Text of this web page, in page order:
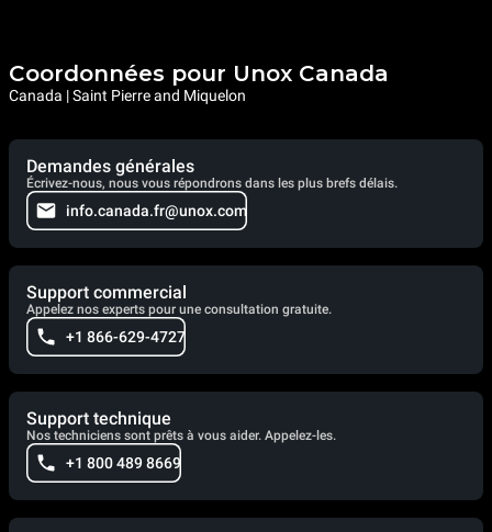
Coordonnées pour Unox Canada
Canada | Saint Pierre and Miquelon
Demandes générales
Écrivez-nous, nous vous répondrons dans les plus brefs délais.
info.canada.fr@unox.com
Support commercial
Appelez nos experts pour une consultation gratuite.
+1 866-629-4727
Support technique
Nos techniciens sont prêts à vous aider. Appelez-les.
+1 800 489 8669